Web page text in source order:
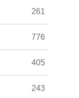
261
776
405
243